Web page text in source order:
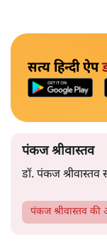
सत्य हिन्दी ऐप
पंकज श्रीवास्तव
डॉ. पंकज श्रीवास्तव
पंकज श्रीवास्तव की